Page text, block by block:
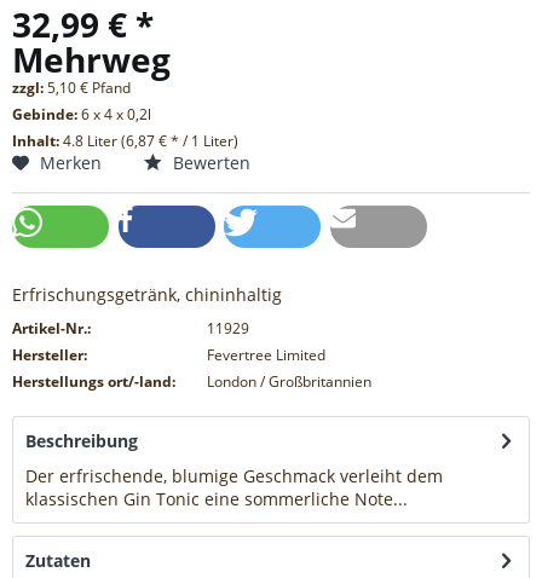
32,99 € *
Mehrweg
zzgl:5,10 € Pfand
Gebinde:6 x 4 x 0,2l
Inhalt:4.8 Liter (6,87 € * / 1 Liter)
Merken Bewerten
Erfrischungsgetränk, chininhaltig
Artikel-Nr.:
11929
Hersteller:
Fevertree Limited
Herstellungs ort/-land:
London / Großbritannien
Beschreibung
Der erfrischende, blumige Geschmack verleiht dem
klassischen Gin Tonic eine sommerliche Note...
Zutaten